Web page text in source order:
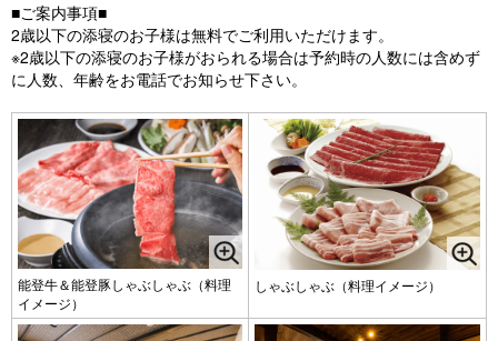
■ご案内事項■
2歳以下の添寝のお子様は無料でご利用いただけます。
※2歳以下の添寝のお子様がおられる場合は予約時の人数には含めず
に人数、年齢をお電話でお知らせ下さい。
能登牛＆能登豚しゃぶしゃぶ（料理
イメージ）
しゃぶしゃぶ（料理イメージ）